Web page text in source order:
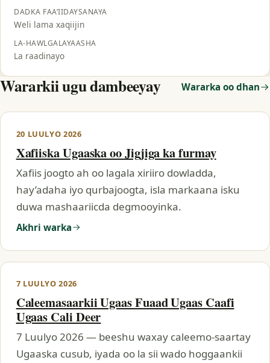
DADKA FAA’IIDAYSANAYA
Weli lama xaqiijin
LA-HAWLGALAYAASHA
La raadinayo
Wararkii ugu dambeeyay Wararka oo dhan
20 LUULYO 2026
Xafiiska Ugaaska oo Jigjiga ka furmay
Xafiis joogto ah oo lagala xiriiro dowladda,
hay’adaha iyo qurbajoogta, isla markaana isku
duwa mashaariicda degmooyinka.
Akhri warka
7 LUULYO 2026
Caleemasaarkii Ugaas Fuaad Ugaas Caafi
Ugaas Cali Deer
7 Luulyo 2026 — beeshu waxay caleemo-saartay
Ugaaska cusub, iyada oo la sii wado hoggaankii